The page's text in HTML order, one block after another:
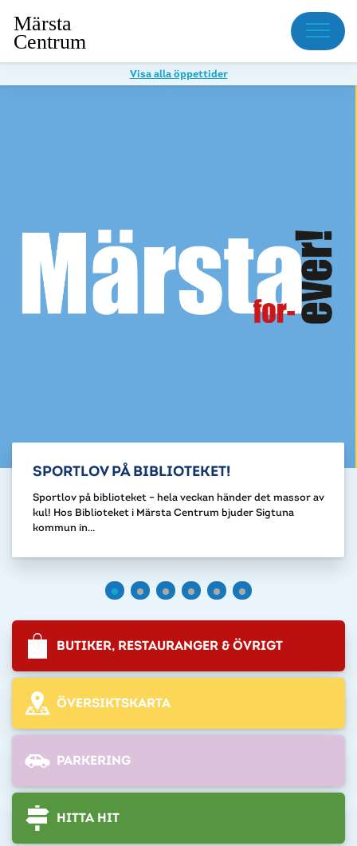
Meny
Visa alla öppettider
SPORTLOV PÅ BIBLIOTEKET!
Sportlov på biblioteket – hela veckan händer det massor av
kul! Hos Biblioteket i Märsta Centrum bjuder Sigtuna
kommun in...
BUTIKER, RESTAURANGER & ÖVRIGT
ÖVERSIKTSKARTA
PARKERING
HITTA HIT